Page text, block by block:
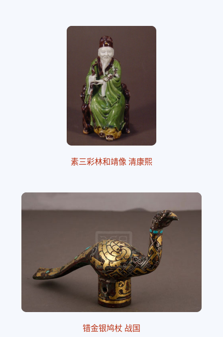
素三彩林和靖像 清康熙
错金银鸠杖 战国